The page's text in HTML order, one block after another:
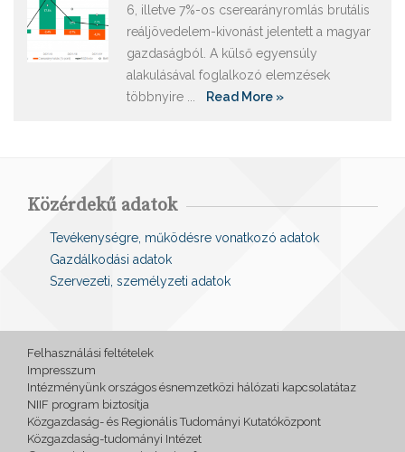
6, illetve 7%-os cserearányromlás brutális
reáljövedelem-kivonást jelentett a magyar
gazdaságból. A külső egyensúly
alakulásával foglalkozó elemzések
többnyire ...
Read More »
Közérdekű adatok
Tevékenységre, működésre vonatkozó adatok
Gazdálkodási adatok
Szervezeti, személyzeti adatok
Felhasználási feltételek
Impresszum
Intézményünk országos ésnemzetközi hálózati kapcsolatátaz
NIIF program biztosítja
Közgazdaság- és Regionális Tudományi Kutatóközpont
Közgazdaság-tudományi Intézet